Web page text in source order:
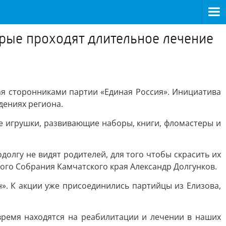
проходят длительное лечение
сторонниками партии «Единая Россия». Инициатива
региона.
развивающие наборы, книги, фломастеры и
не видят родителей, для того чтобы скрасить их
Собрания Камчатского края Александр Долгунков.
К акции уже присоединились партийцы из Елизова,
находятся на реабилитации и лечении в наших